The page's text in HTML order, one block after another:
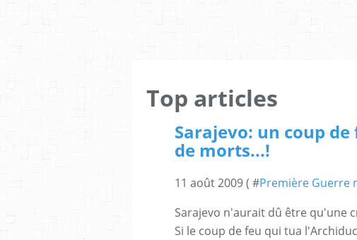
Top articles
Sarajevo: un coup
de morts...!
11 août 2009 ( #Première Guerre
Sarajevo n'aurait dû être qu'une
Si le coup de feu qui tua